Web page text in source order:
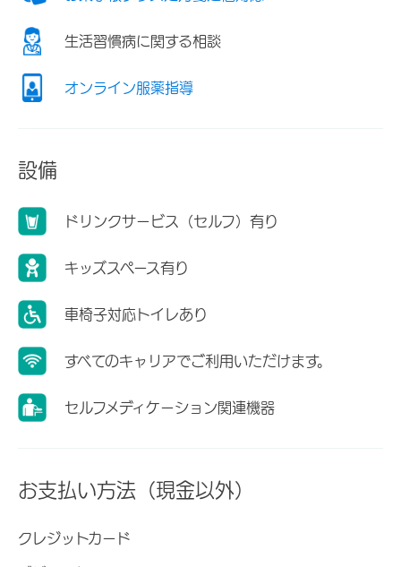
生活習慣病に関する相談
オンライン服薬指導
設備
ドリンクサービス（セルフ）有り
キッズスペース有り
車椅子対応トイレあり
すべてのキャリアでご利用いただけます。
セルフメディケーション関連機器
お支払い方法（現金以外）
クレジットカード